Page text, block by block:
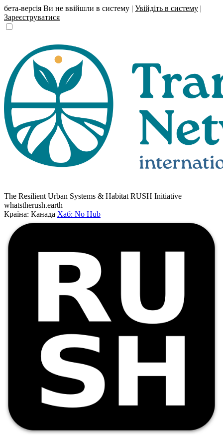
бета-версія Ви не ввійшли в систему | Увійдіть в систему |
Зареєструватися
The Resilient Urban Systems & Habitat RUSH Initiative
whatstherush.earth
Країна: Канада Хаб: No Hub